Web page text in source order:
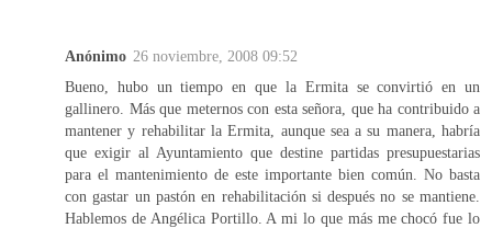
Anónimo 26 noviembre, 2008 09:52
Bueno, hubo un tiempo en que la Ermita se convirtió en un
gallinero. Más que meternos con esta señora, que ha contribuido a
mantener y rehabilitar la Ermita, aunque sea a su manera, habría
que exigir al Ayuntamiento que destine partidas presupuestarias
para el mantenimiento de este importante bien común. No basta
con gastar un pastón en rehabilitación si después no se mantiene.
Hablemos de Angélica Portillo. A mi lo que más me chocó fue lo